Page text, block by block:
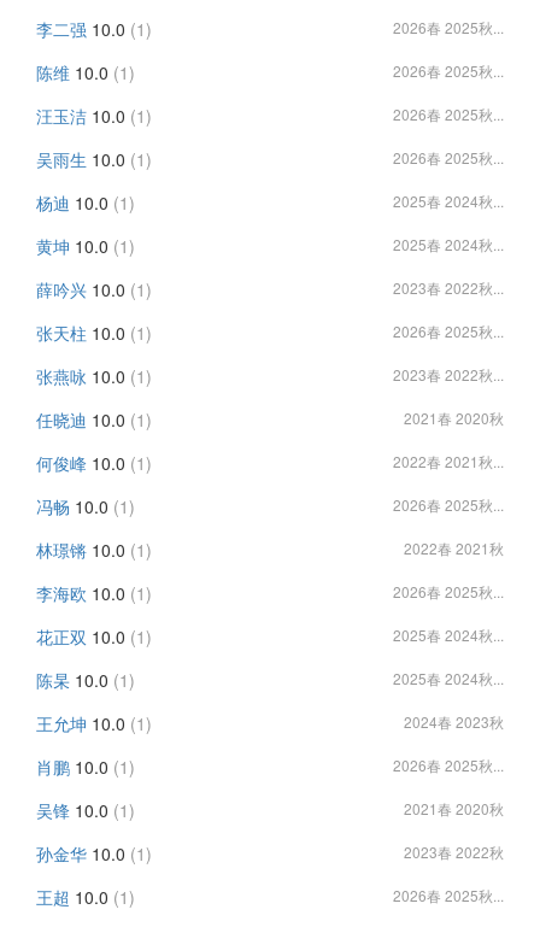
李二强 10.0 (1) 2026春 2025秋...
陈维 10.0 (1) 2026春 2025秋...
汪玉洁 10.0 (1) 2026春 2025秋...
吴雨生 10.0 (1) 2026春 2025秋...
杨迪 10.0 (1) 2025春 2024秋...
黄坤 10.0 (1) 2025春 2024秋...
薛吟兴 10.0 (1) 2023春 2022秋...
张天柱 10.0 (1) 2026春 2025秋...
张燕咏 10.0 (1) 2023春 2022秋...
任晓迪 10.0 (1) 2021春 2020秋
何俊峰 10.0 (1) 2022春 2021秋...
冯畅 10.0 (1) 2026春 2025秋...
林璟锵 10.0 (1) 2022春 2021秋
李海欧 10.0 (1) 2026春 2025秋...
花正双 10.0 (1) 2025春 2024秋...
陈杲 10.0 (1) 2025春 2024秋...
王允坤 10.0 (1) 2024春 2023秋
肖鹏 10.0 (1) 2026春 2025秋...
吴锋 10.0 (1) 2021春 2020秋
孙金华 10.0 (1) 2023春 2022秋
王超 10.0 (1) 2026春 2025秋...